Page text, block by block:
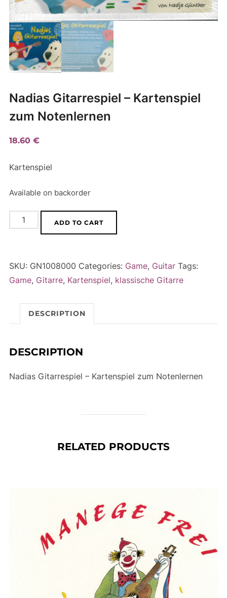
Nadias Gitarrespiel – Kartenspiel
zum Notenlernen
18.60 €
Kartenspiel
Available on backorder
Nadias
Gitarrespiel
Notenlernen
quantity
ADD TO CART
:
SKU: GN1008000 Categories: Game, Guitar Tags:
Game, Gitarre, Kartenspiel, klassische Gitarre
DESCRIPTION
DESCRIPTION
Nadias Gitarrespiel – Kartenspiel zum Notenlernen
RELATED PRODUCTS